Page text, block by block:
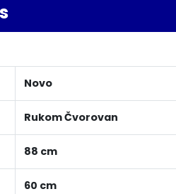
Novo
Rukom Čvorovan
88 cm
60 cm